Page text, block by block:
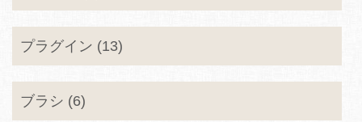
プラグイン (13)
ブラシ (6)